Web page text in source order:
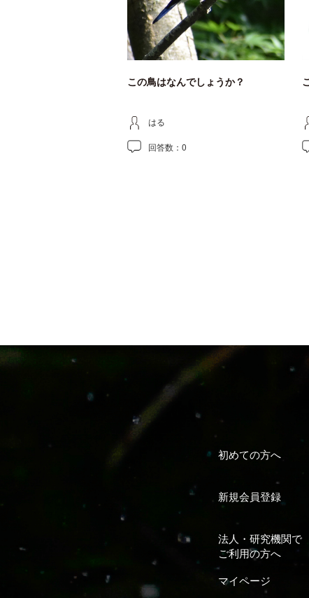
この鳥はなんでしょうか？
はる
回答数： 0
初めての方へ
新規会員登録
法人・研究機関で
ご利用の方へ
マイページ